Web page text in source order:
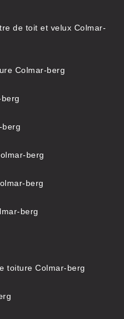
de toit et velux Colmar-
Colmar-berg
berg
berg
berg
berg
toiture Colmar-berg